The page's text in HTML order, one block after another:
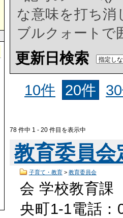
な意味を打ち
ブルクォートで
更新日検索
10件
20件
78 件中 1 - 20 件目を表示中
教育委員
子育て・教育> 教育委員会
会 学校教育
央町1-1電話